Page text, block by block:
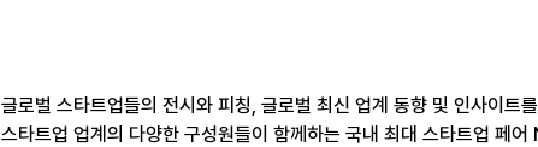
글로벌 스타트업들의 전시와 피칭, 글로벌 최신 업계 동향 및 인사이트
스타트업 업계의 다양한 구성원들이 함께하는 국내 최대 스타트업